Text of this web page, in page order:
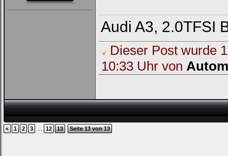
Audi A3, 2.0TFSI
Dieser Post wurde
10:33 Uhr von Autom
« 1 2 3 12 13 Seite 13 von 13